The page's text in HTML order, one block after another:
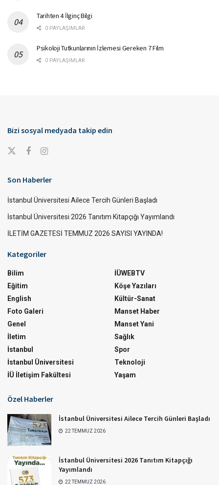
Tarihten 4 İlginç Bilgi
0 PAYLAŞIMLAR
Psikoloji Tutkunlarının İzlemesi Gereken 7 Film
0 PAYLAŞIMLAR
Bizi sosyal medyada takip edin
Son Haberler
İstanbul Üniversitesi Ailece Tercih Günleri Başladı
İstanbul Üniversitesi 2026 Tanıtım Kitapçığı Yayımlandı
İLETİM GAZETESİ TEMMUZ 2026 SAYISI YAYINDA!
Kategoriler
Bilim
Eğitim
English
Foto Galeri
Genel
İletim
İstanbul
İstanbul Üniversitesi
İÜ İletişim Fakültesi
İÜWEBTV
Köşe Yazıları
Kültür-Sanat
Manset Haber
Manset Yani
Sağlık
Spor
Teknoloji
Yaşam
Özel Haberler
İstanbul Üniversitesi Ailece Tercih Günleri Başladı
22 TEMMUZ 2026
İstanbul Üniversitesi 2026 Tanıtım Kitapçığı
Yayımlandı
22 TEMMUZ 2026